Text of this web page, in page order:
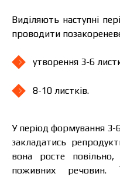
Виділяють наступні
проводити
утворення 3-6
8-10 листків.
У період формування 3-
закладатись
вона росте
поживних речовин.